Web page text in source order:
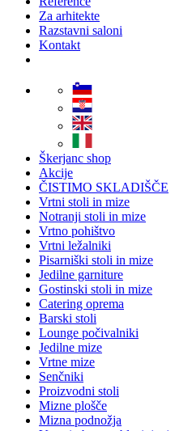
Za arhitekte
Razstavni saloni
Kontakt
Škerjanc shop
Akcije
ČISTIMO SKLADIŠČE
Vrtni stoli in mize
Notranji stoli in mize
Vrtno pohištvo
Vrtni ležalniki
Pisarniški stoli in mize
Jedilne garniture
Gostinski stoli in mize
Catering oprema
Barski stoli
Lounge počivalniki
Jedilne mize
Vrtne mize
Senčniki
Proizvodni stoli
Mizne plošče
Mizna podnožja